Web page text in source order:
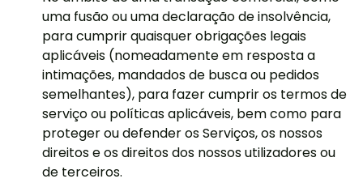
uma fusão ou uma declaração de insolvência,
para cumprir quaisquer obrigações legais
aplicáveis (nomeadamente em resposta a
intimações, mandados de busca ou pedidos
semelhantes), para fazer cumprir os termos de
serviço ou políticas aplicáveis, bem como para
proteger ou defender os Serviços, os nossos
direitos e os direitos dos nossos utilizadores ou
de terceiros.